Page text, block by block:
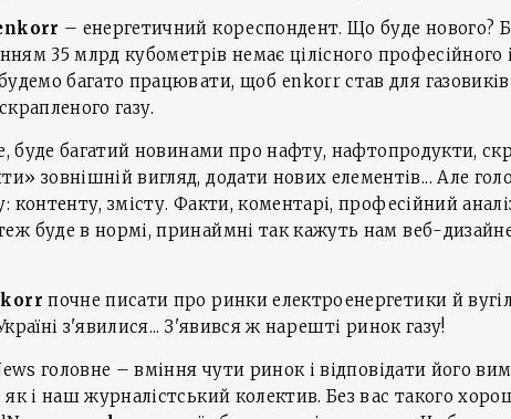
– енергетичний кореспондент. Що буде нового?
35 млрд кубометрів немає цілісного
багато працювати, щоб enkorr став для
газу.
буде багатий новинами про нафту, нафтопродукти,
зовнішній вигляд, додати нових елементів... Але
контенту, змісту. Факти, коментарі, професійний
буде в нормі, принаймні так кажуть нам веб-
почне писати про ринки електроенергетики й
з'явилися... З'явився ж нарешті ринок газу!
головне – вміння чути ринок і відповідати його
і наш журналістський колектив. Без вас такого